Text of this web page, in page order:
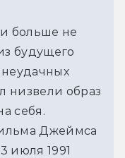
больше не
будущего
низвели образ
себя.
Джеймса
июля 1991